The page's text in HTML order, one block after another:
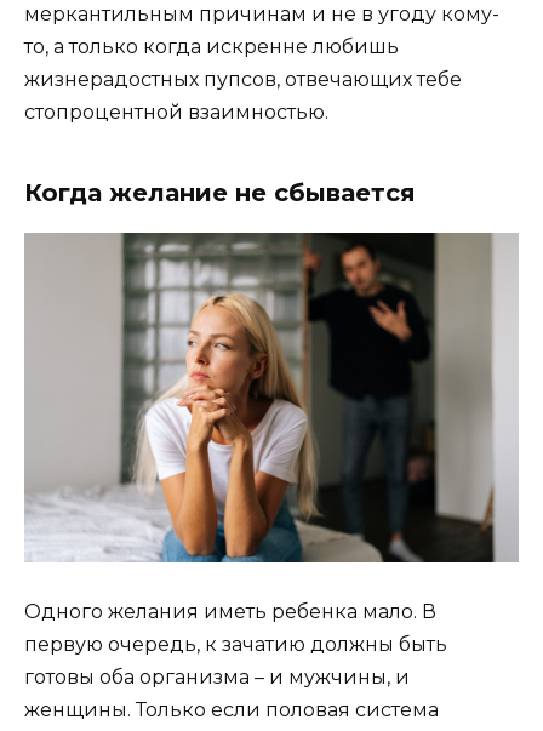
меркантильным причинам и не в угоду кому-
то, а только когда искренне любишь
жизнерадостных пупсов, отвечающих тебе
стопроцентной взаимностью.
Когда желание не сбывается
Одного желания иметь ребенка мало. В
первую очередь, к зачатию должны быть
готовы оба организма – и мужчины, и
женщины. Только если половая система